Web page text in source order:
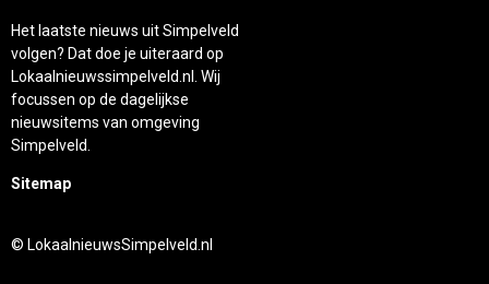
Het laatste nieuws uit Simpelveld
volgen? Dat doe je uiteraard op
Lokaalnieuwssimpelveld.nl. Wij
focussen op de dagelijkse
nieuwsitems van omgeving
Simpelveld.
Sitemap
© LokaalnieuwsSimpelveld.nl